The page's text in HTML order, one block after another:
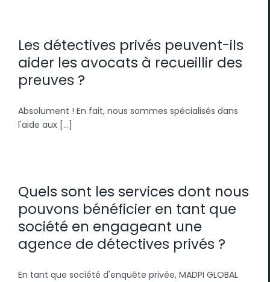
Les détectives privés peuvent-ils
aider les avocats à recueillir des
preuves ?
Absolument ! En fait, nous sommes spécialisés dans
l'aide aux [...]
Quels sont les services dont nous
pouvons bénéficier en tant que
société en engageant une
agence de détectives privés ?
En tant que société d'enquête privée, MADPI GLOBAL